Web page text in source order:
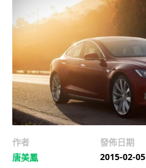
作者
唐美鳳
發佈日期
2015-02-05